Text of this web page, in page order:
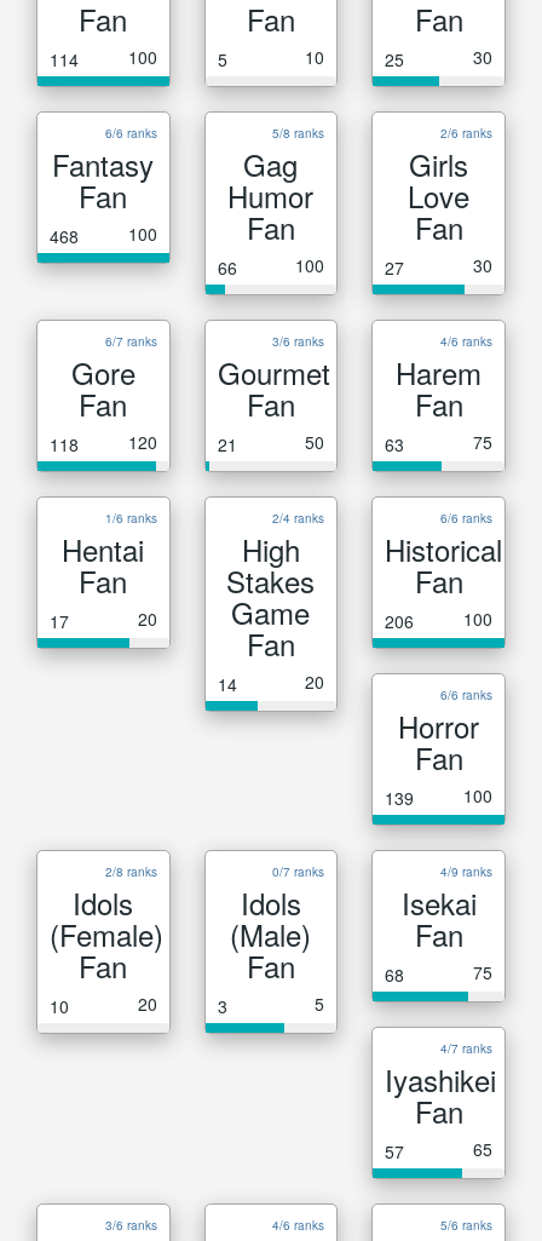
Fan
114 100
Fan
5 10
Fan
25 30
6/6 ranks
Fantasy
Fan
468 100
5/8 ranks
Gag
Humor
Fan
66 100
2/6 ranks
Girls
Love
Fan
27 30
6/7 ranks
Gore
Fan
118 120
3/6 ranks
Gourmet
Fan
21 50
4/6 ranks
Harem
Fan
63 75
1/6 ranks
Hentai
Fan
17 20
2/4 ranks
High
Stakes
Game
Fan
14 20
6/6 ranks
Historical
Fan
206 100
6/6 ranks
Horror
Fan
139 100
2/8 ranks
Idols
(Female)
Fan
10 20
0/7 ranks
Idols
(Male)
Fan
3 5
4/9 ranks
Isekai
Fan
68 75
4/7 ranks
Iyashikei
Fan
57 65
3/6 ranks 4/6 ranks 5/6 ranks